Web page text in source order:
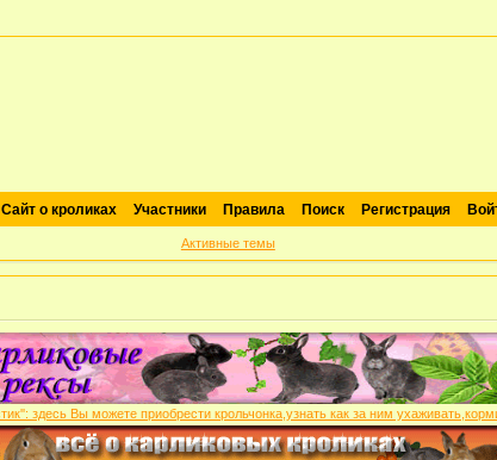
Сайт о кроликах Участники Правила Поиск Регистрация
Активные темы